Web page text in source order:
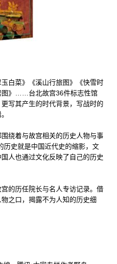
白菜》《溪山行旅图》《快雪时
图》……台北故宫36件标志性馆
写其产生的时代背景，写战时的
绕着与故宫相关的历史人物与事
历史就是中国近代史的缩影，文
人也通过文化反映了自己的历史
的历任院长与名人专访记录。借
之口，揭露不为人知的历史细